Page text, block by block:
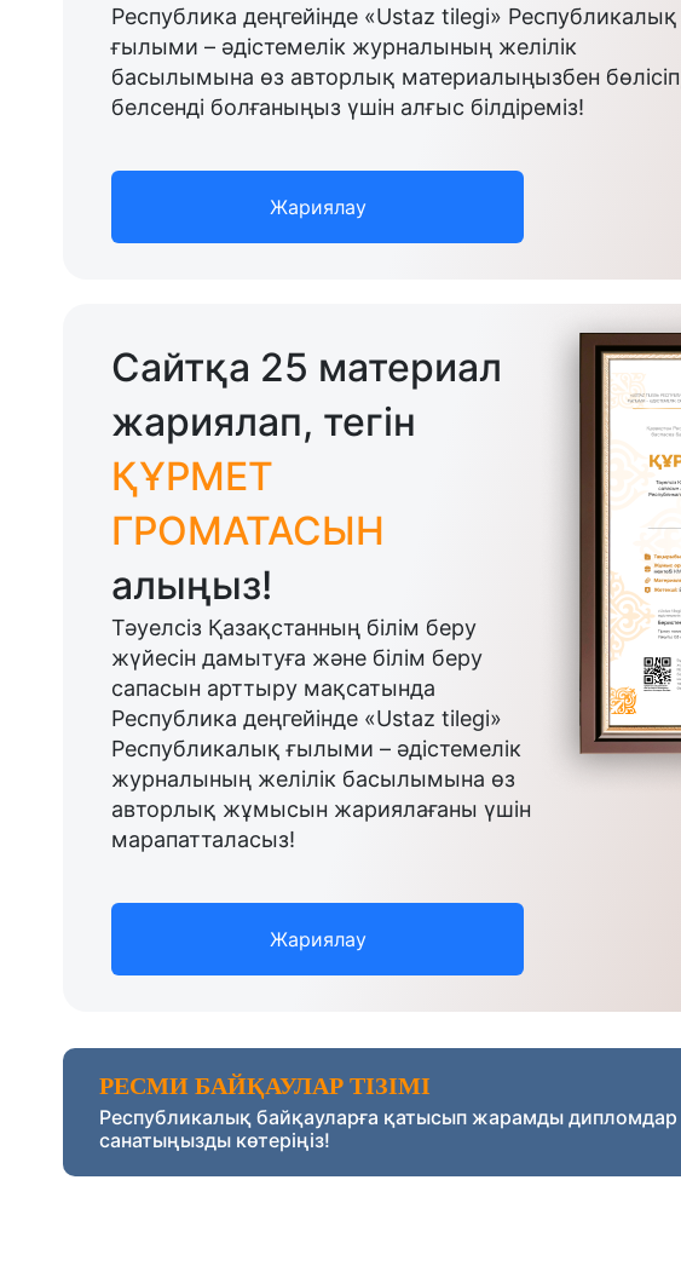
Республика деңгейінде «Ustaz tilegi» Республикалық
ғылыми – әдістемелік журналының желілік
басылымына өз авторлық материалыңызбен
белсенді болғаныңыз үшін алғыс білдіреміз!
Жариялау
Сайтқа 25 материал
жариялап, тегін
ҚҰРМЕТ
ГРОМАТАСЫН
алыңыз!
Тәуелсіз Қазақстанның білім беру
жүйесін дамытуға және білім беру
сапасын арттыру мақсатында
Республика деңгейінде «Ustaz tilegi»
Республикалық ғылыми – әдістемелік
журналының желілік басылымына өз
авторлық жұмысын жариялағаны үшін
марапатталасыз!
Жариялау
РЕСМИ БАЙҚАУЛАР ТІЗІМІ
Республикалық байқауларға қатысып жарамды
санатыңызды көтеріңіз!